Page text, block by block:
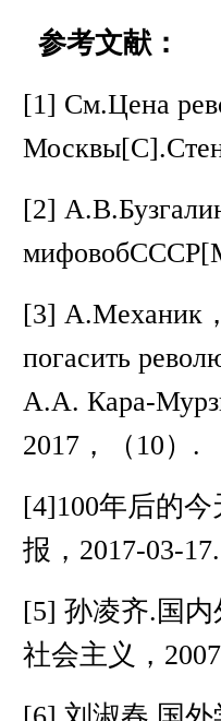
参考文献：
[1] См.Цена
Москвы[C].
[2] А.В.
мифовобСССР
[3] А.Механик
погасить
А.А. Кара-
2017 ，（ 10） .
[4]100年后的今
报， 2017-03-17.
[5] 孙凌齐. 国
社会主义， 2007